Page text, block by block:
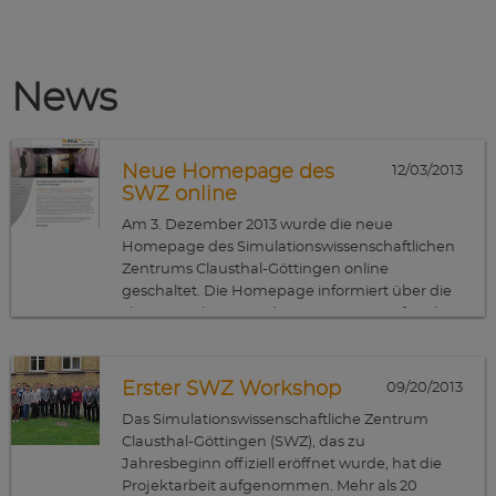
News
12/03/2013
Neue Homepage des
SWZ online
Am 3. Dezember 2013 wurde die neue
Homepage des Simulationswissenschaftlichen
Zentrums Clausthal-Göttingen online
geschaltet. Die Homepage informiert über die
09/20/2013
Erster SWZ Workshop
Das Simulationswissenschaftliche Zentrum
Clausthal-Göttingen (SWZ), das zu
Jahresbeginn offiziell eröffnet wurde, hat die
Projektarbeit aufgenommen. Mehr als 20